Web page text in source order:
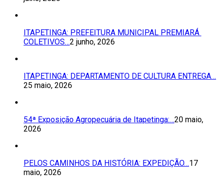
ITAPETINGA: PREFEITURA MUNICIPAL PREMIARÁ
COLETIVOS…2 junho, 2026
ITAPETINGA: DEPARTAMENTO DE CULTURA ENTREGA…
25 maio, 2026
54ª Exposição Agropecuária de Itapetinga:…20 maio,
2026
PELOS CAMINHOS DA HISTÓRIA: EXPEDIÇÃO…17
maio, 2026